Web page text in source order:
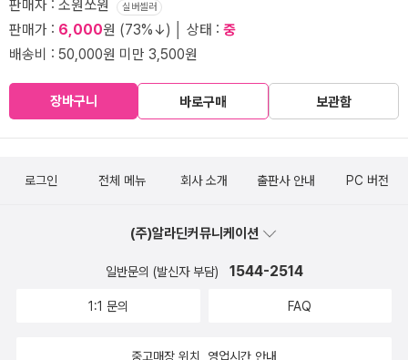
판매자 : 소원쏘원 실버셀러
판매가 : 6,000원 (73%↓) │ 상태 : 중
배송비 : 50,000원 미만 3,500원
장바구니 바로구매 보관함
로그인 전체 메뉴 회사 소개 출판사 안내 PC 버전
(주)알라딘커뮤니케이션
일반문의 (발신자 부담) 1544-2514
1:1 문의 FAQ
중고매장 위치, 영업시간 안내